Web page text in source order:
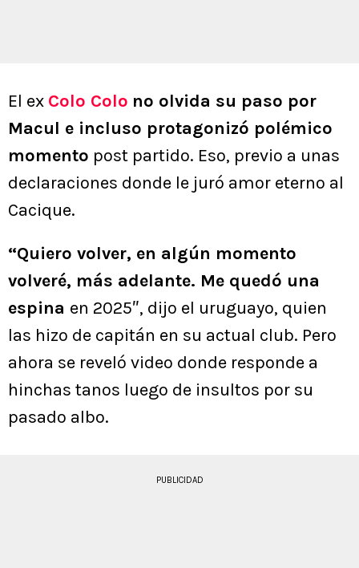
El ex Colo Colo no olvida su paso por
Macul e incluso protagonizó polémico
momento post partido. Eso, previo a unas
declaraciones donde le juró amor eterno al
Cacique.
“Quiero volver, en algún momento
volveré, más adelante. Me quedó una
espina en 2025″, dijo el uruguayo, quien
las hizo de capitán en su actual club. Pero
ahora se reveló video donde responde a
hinchas tanos luego de insultos por su
pasado albo.
PUBLICIDAD